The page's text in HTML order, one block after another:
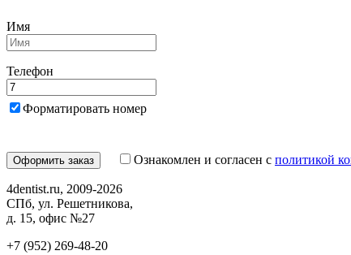
Имя
Телефон
Форматировать номер
Ознакомлен и согласен с политикой
4dentist.ru, 2009-2026
СПб, ул. Решетникова,
д. 15, офис №27
+7 (952) 269-48-20